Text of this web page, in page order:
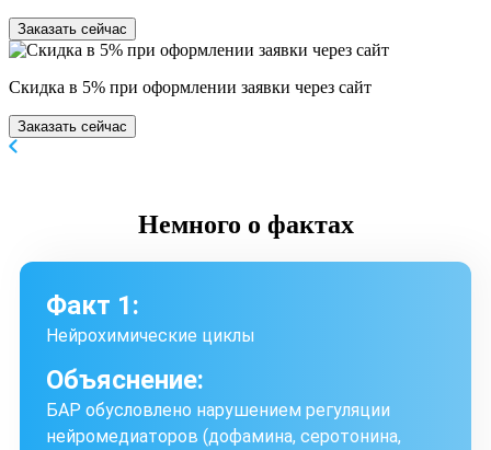
Заказать сейчас
Скидка в 5% при оформлении заявки через сайт
Заказать сейчас
Немного о фактах
Факт 1:
Нейрохимические циклы
Объяснение:
БАР обусловлено нарушением регуляции
нейромедиаторов (дофамина, серотонина,